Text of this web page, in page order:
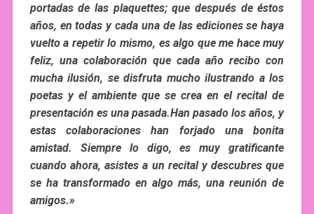
portadas de las plaquettes; que después de éstos
años, en todas y cada una de las ediciones se haya
vuelto a repetir lo mismo, es algo que me hace muy
feliz, una colaboración que cada año recibo con
mucha ilusión, se disfruta mucho ilustrando a los
poetas y el ambiente que se crea en el recital de
presentación es una pasada.Han pasado los años, y
estas colaboraciones han forjado una bonita
amistad. Siempre lo digo, es muy gratificante
cuando ahora, asistes a un recital y descubres que
se ha transformado en algo más, una reunión de
amigos.»